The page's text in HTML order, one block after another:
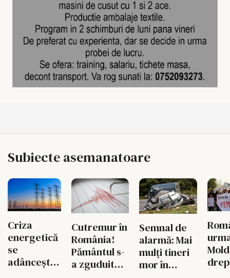
Subiecte asemanatoare
Criza
energetică
se
adâncește.
Cutremur în
România!
Pământul s-
a zguduit
Semnal de
alarmă: Mai
mulți tineri
mor în